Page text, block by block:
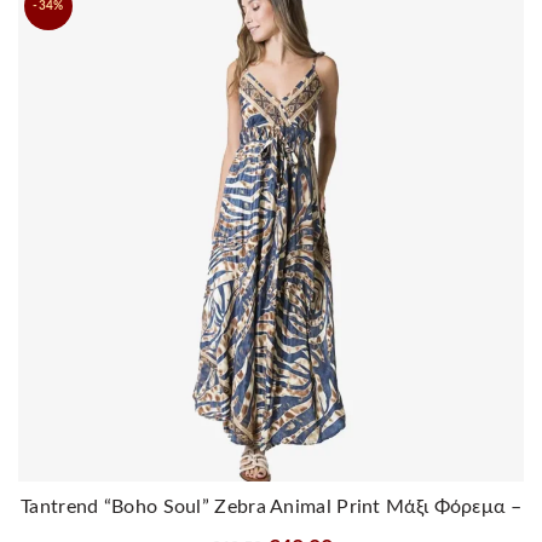
Οι
επιλογές
μπορούν
να
επιλεγούν
στη
σελίδα
του
προϊόντος
-34%
Tantrend “Boho Soul” Zebra Animal Print Μάξι Φόρεμα –